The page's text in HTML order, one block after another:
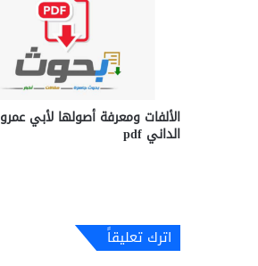
الألفات ومعرفة أصولها لأبي عمرو
الداني pdf
اترك تعليقاً